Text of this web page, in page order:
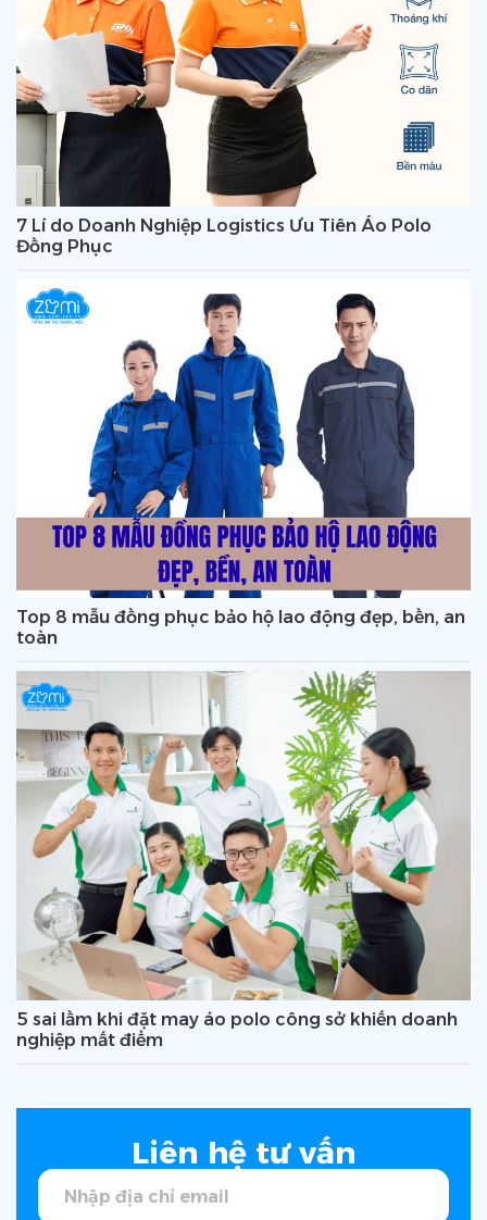
7 Lí do Doanh Nghiệp Logistics Ưu Tiên Áo Polo
Đồng Phục
Top 8 mẫu đồng phục bảo hộ lao động đẹp, bền, an
toàn
5 sai lầm khi đặt may áo polo công sở khiến doanh
nghiệp mất điểm
Liên hệ tư vấn